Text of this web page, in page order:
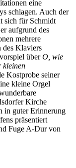
eine
schlagen. Auch der
sich für Schmidt
aufgrund des
mehrere
des Klaviers
überO, wie
kleinen
Kostprobe seiner
kleine Orgel
Kirche
in guter Erinnerung
präsentiert
Fuge A-Dur von